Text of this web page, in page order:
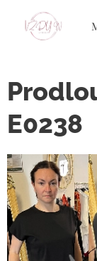
E0238